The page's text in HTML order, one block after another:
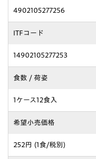
4902105277256
ITFコード
14902105277253
食数 / 荷姿
1ケース12食入
希望小売価格
252円 (1食/税別)